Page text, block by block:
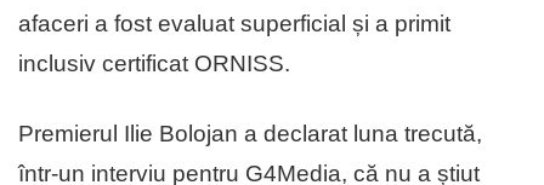
afaceri a fost evaluat superficial și a primit
inclusiv certificat ORNISS.
Premierul Ilie Bolojan a declarat luna trecută,
într-un interviu pentru G4Media, că nu a știut